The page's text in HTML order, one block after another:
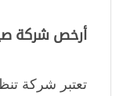
أرخص شركة
تعتبر شركة